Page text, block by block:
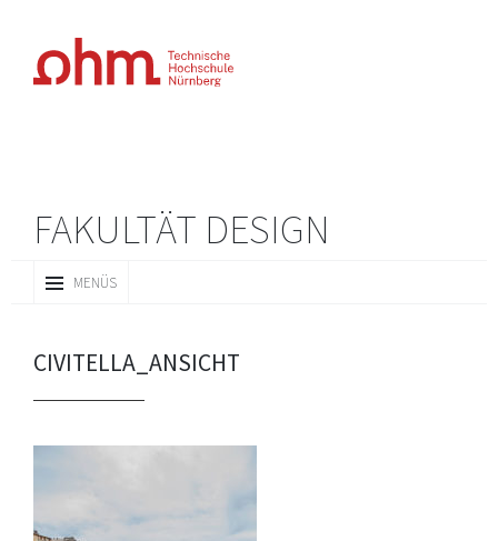
FAKULTÄT DESIGN
MENÜS
INHALT
CIVITELLA_ANSICHT